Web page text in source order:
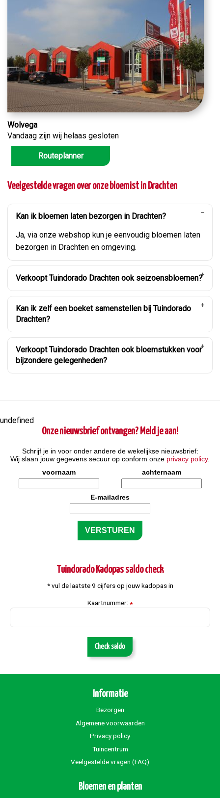
Wolvega
Vandaag zijn wij helaas gesloten
Routeplanner
Veelgestelde vragen over onze bloemist in Drachten
Kan ik bloemen laten bezorgen in Drachten?
Ja, via onze webshop kun je eenvoudig bloemen laten
bezorgen in Drachten en omgeving.
Verkoopt Tuindorado Drachten ook seizoensbloemen?
Kan ik zelf een boeket samenstellen bij Tuindorado
Drachten?
Verkoopt Tuindorado Drachten ook bloemstukken voor
bijzondere gelegenheden?
undefined
Onze nieuwsbrief ontvangen? Meld je aan!
Schrijf je in voor onder andere de wekelijkse nieuwsbrief:
Wij slaan jouw gegevens secuur op conform onze privacy policy.
voornaam
achternaam
E-mailadres
Tuindorado Kadopas saldo check
* vul de laatste 9 cijfers op jouw kadopas in
Kaartnummer: *
Check saldo
Informatie
Bezorgen
Algemene voorwaarden
Privacy policy
Tuincentrum
Veelgestelde vragen (FAQ)
Bloemen en planten